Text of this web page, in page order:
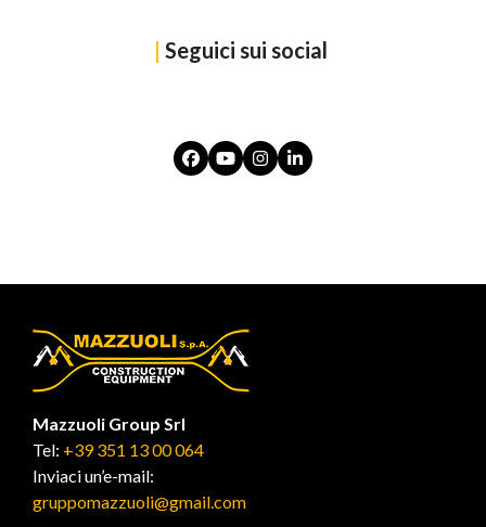
| Seguici sui social
Facebook
YouTubeInstagram
LinkedIn
Mazzuoli Group Srl
Tel: +39 351 13 00 064
Inviaci un’e-mail:
gruppomazzuoli@gmail.com